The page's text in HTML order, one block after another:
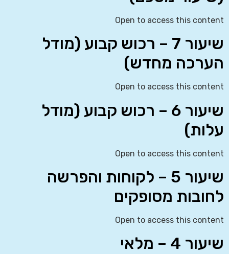
Open to access this content
שיעור 7 – רכוש קבוע (מודל
הערכה מחדש)
Open to access this content
שיעור 6 – רכוש קבוע (מודל
עלות)
Open to access this content
שיעור 5 – לקוחות והפרשה
לחובות מסופקים
Open to access this content
שיעור 4 – מלאי